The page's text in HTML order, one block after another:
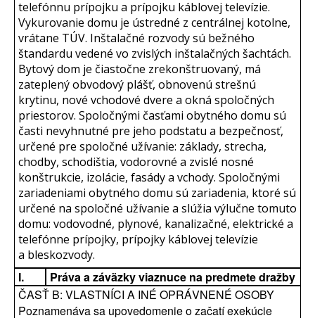
telefónnu prípojku a prípojku káblovej televízie.
Vykurovanie domu je ústredné z centrálnej kotolne,
vrátane TÚV. Inštalačné rozvody sú bežného
štandardu vedené vo zvislých inštalačných šachtách.
Bytový dom je čiastočne zrekonštruovaný, má
zateplený obvodový plášť, obnovenú strešnú
krytinu, nové vchodové dvere a okná spoločných
priestorov. Spoločnými časťami obytného domu sú
časti nevyhnutné pre jeho podstatu a bezpečnosť,
určené pre spoločné užívanie: základy, strecha,
chodby, schodištia, vodorovné a zvislé nosné
konštrukcie, izolácie, fasády a vchody. Spoločnými
zariadeniami obytného domu sú zariadenia, ktoré sú
určené na spoločné užívanie a slúžia výlučne tomuto
domu: vodovodné, plynové, kanalizačné, elektrické a
telefónne prípojky, prípojky káblovej televízie
a bleskozvody.
I.
Práva a záväzky viaznuce na predmete dražby
ČASŤ B: VLASTNÍCI A INÉ OPRÁVNENÉ OSOBY
Poznamenáva sa upovedomenie o začatí exekúcie